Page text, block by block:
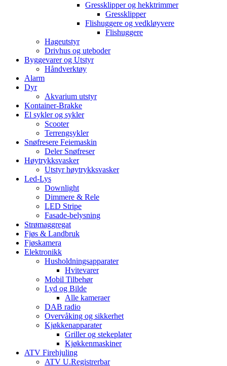
Gressklipper og hekktrimmer
Gressklipper
Flishuggere og vedkløyvere
Flishuggere
Hageutstyr
Drivhus og uteboder
Byggevarer og Utstyr
Håndverktøy
Alarm
Dyr
Akvarium utstyr
Kontainer-Brakke
El sykler og sykler
Scooter
Terrengsykler
Snøfresere Feiemaskin
Deler Snøfreser
Høytrykksvasker
Utstyr høytrykksvasker
Led-Lys
Downlight
Dimmere & Rele
LED Stripe
Fasade-belysning
Strømaggregat
Fjøs & Landbruk
Fjøskamera
Elektronikk
Husholdningsapparater
Hvitevarer
Mobil Tilbehør
Lyd og Bilde
Alle kameraer
DAB radio
Overvåking og sikkerhet
Kjøkkenapparater
Griller og stekeplater
Kjøkkenmaskiner
ATV Firehjuling
ATV U.Registrerbar